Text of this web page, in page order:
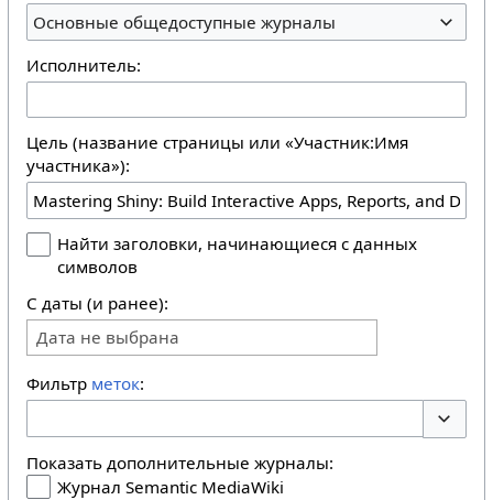
Основные общедоступные журналы
Исполнитель:
Цель (название страницы или «Участник:Имя
участника»):
Найти заголовки, начинающиеся с данных
символов
С даты (и ранее):
Дата не выбрана
Фильтр меток:
Показать дополнительные журналы:
Журнал Semantic MediaWiki